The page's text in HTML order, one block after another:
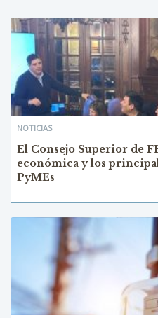
NOTICIAS
El Consejo Superior de
económica y los
PyMEs